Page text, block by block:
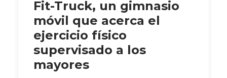
Fit-Truck, un gimnasio
móvil que acerca el
ejercicio físico
supervisado a los
mayores